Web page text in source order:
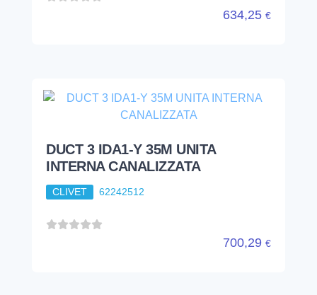
634,25 €
DUCT 3 IDA1-Y 35M UNITA
INTERNA CANALIZZATA
CLIVET 62242512
700,29 €